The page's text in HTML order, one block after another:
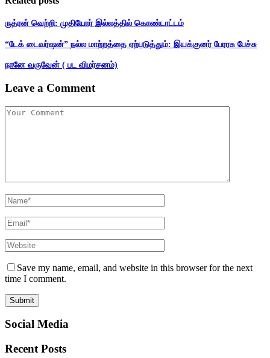
ருத்ரன் வெற்றி: முதியோர் இல்லத்தில் கொண்டாட்டம்
“டேக் டைவர்ஷன்” நல்ல மாற்றத்தை ஏற்படுத்தும்: இயக்குனர் பேரரசு பேச்சு
நானே வருவேன் ( பட விமர்சனம்)
Leave a Comment
Save my name, email, and website in this browser for the next
time I comment.
Social Media
Recent Posts